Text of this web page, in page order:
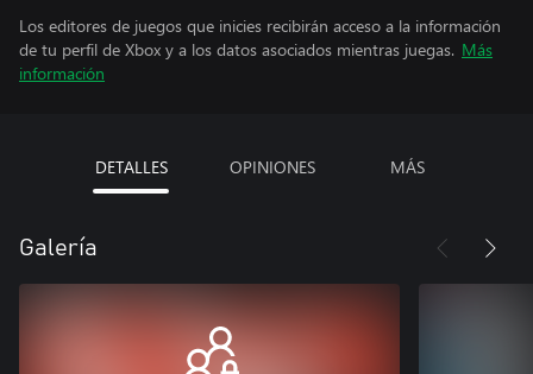
Los editores de juegos que inicies recibirán acceso a la información
de tu perfil de Xbox y a los datos asociados mientras juegas. Más
información
DETALLES OPINIONES MÁS
Galería